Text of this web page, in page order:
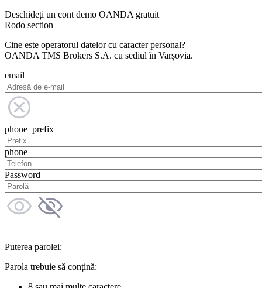
Deschideți un cont demo OANDA gratuit
Rodo section
Cine este operatorul datelor cu caracter personal?
OANDA TMS Brokers S.A. cu sediul în Varșovia.
email
phone_prefix
phone
Password
Puterea parolei:
Parola trebuie să conțină: